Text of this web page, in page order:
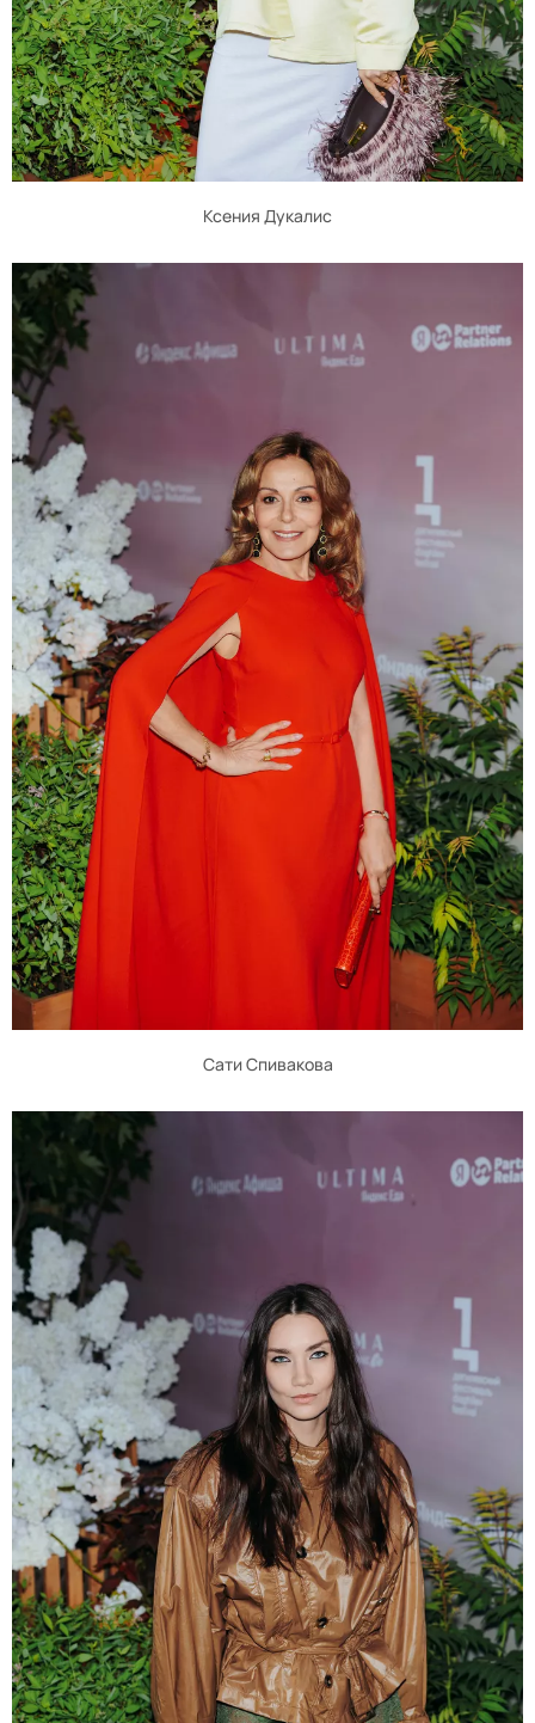
Ксения Дукалис
Сати Спивакова